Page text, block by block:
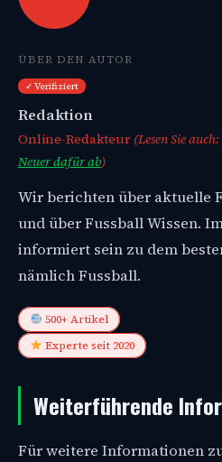
ÜBER DEN AUTOR
✓ Verifiziert
Redaktion
Online-Redakteur (Lesen Sie auch:
Neuer dafür ab)
Wir berichten über aktuelle
und über Fussball Wissen.
informiert sein zu dem
nämlich Fussball.
500+ Artikel
Experte seit 2020
Weiterführende
Für weitere Informationen